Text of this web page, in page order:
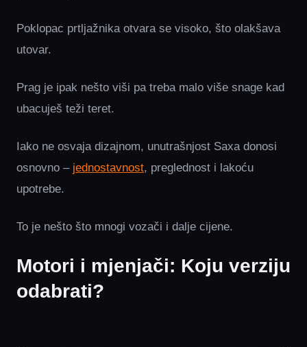
Poklopac prtljažnika otvara se visoko, što olakšava
utovar.
Prag je ipak nešto viši pa treba malo više snage kad
ubacuješ teži teret.
Iako ne osvaja dizajnom, unutrašnjost Saxa donosi
osnovno – jednostavnost, preglednost i lakoću
upotrebe.
To je nešto što mnogi vozači i dalje cijene.
Motori i mjenjači: Koju verziju
odabrati?